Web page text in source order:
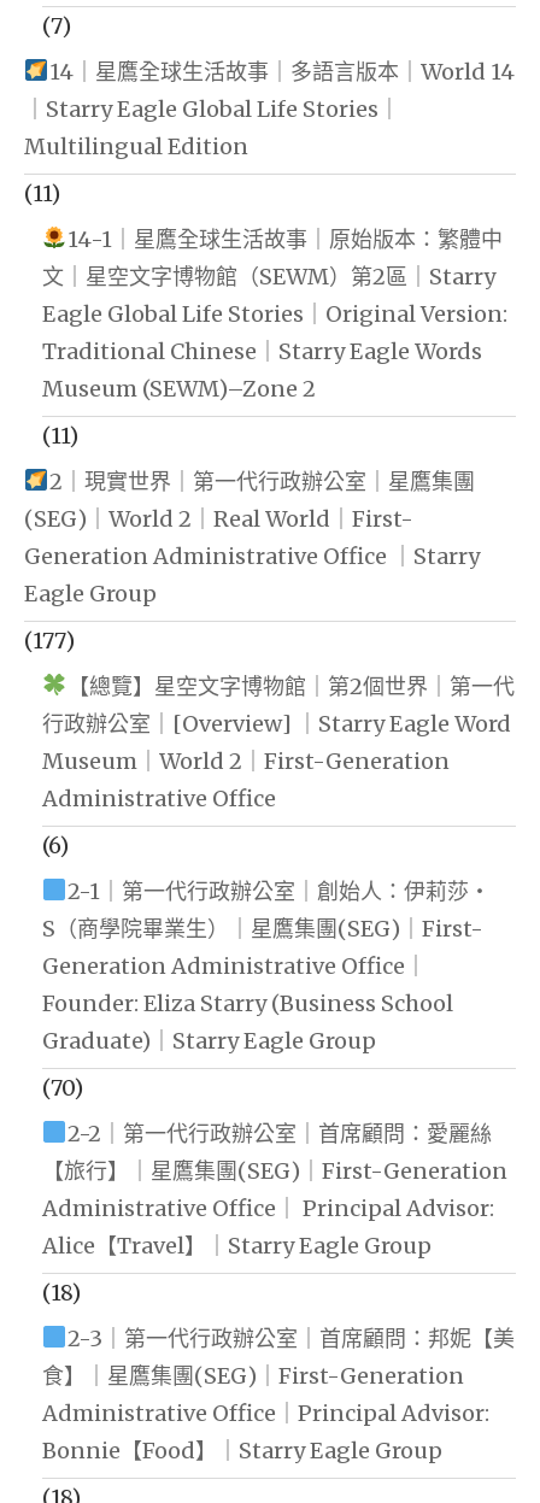
(7)
14｜星鷹全球生活故事｜多語言版本｜World 14
｜Starry Eagle Global Life Stories｜
Multilingual Edition
(11)
14-1｜星鷹全球生活故事｜原始版本：繁體中
文｜星空文字博物館（SEWM）第2區｜Starry
Eagle Global Life Stories｜Original Version:
Traditional Chinese｜Starry Eagle Words
Museum (SEWM)–Zone 2
(11)
2｜現實世界｜第一代行政辦公室｜星鷹集團
(SEG)｜World 2｜Real World｜First-
Generation Administrative Office ｜Starry
Eagle Group
(177)
【總覽】星空文字博物館｜第2個世界｜第一代
行政辦公室｜[Overview] ｜Starry Eagle Word
Museum｜World 2｜First-Generation
Administrative Office
(6)
2-1｜第一代行政辦公室｜創始人：伊莉莎・
S（商學院畢業生）｜星鷹集團(SEG)｜First-
Generation Administrative Office｜
Founder: Eliza Starry (Business School
Graduate)｜Starry Eagle Group
(70)
2-2｜第一代行政辦公室｜首席顧問：愛麗絲
【旅行】｜星鷹集團(SEG)｜First-Generation
Administrative Office｜ Principal Advisor:
Alice【Travel】｜Starry Eagle Group
(18)
2-3｜第一代行政辦公室｜首席顧問：邦妮【美
食】｜星鷹集團(SEG)｜First-Generation
Administrative Office｜Principal Advisor:
Bonnie【Food】｜Starry Eagle Group
(18)